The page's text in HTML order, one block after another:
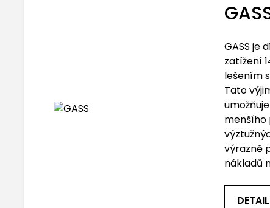
GASS je
zatížení
lešením
Tato
výrazně
nákladů